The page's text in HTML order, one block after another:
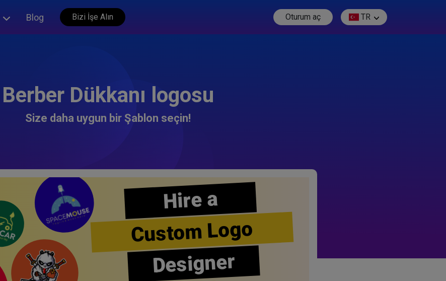
Blog Bizi İşe Alın Oturum aç TR
Berber Dükkanı logosu
Size daha uygun bir Şablon seçin!
Hire a
Custom Logo
Designer